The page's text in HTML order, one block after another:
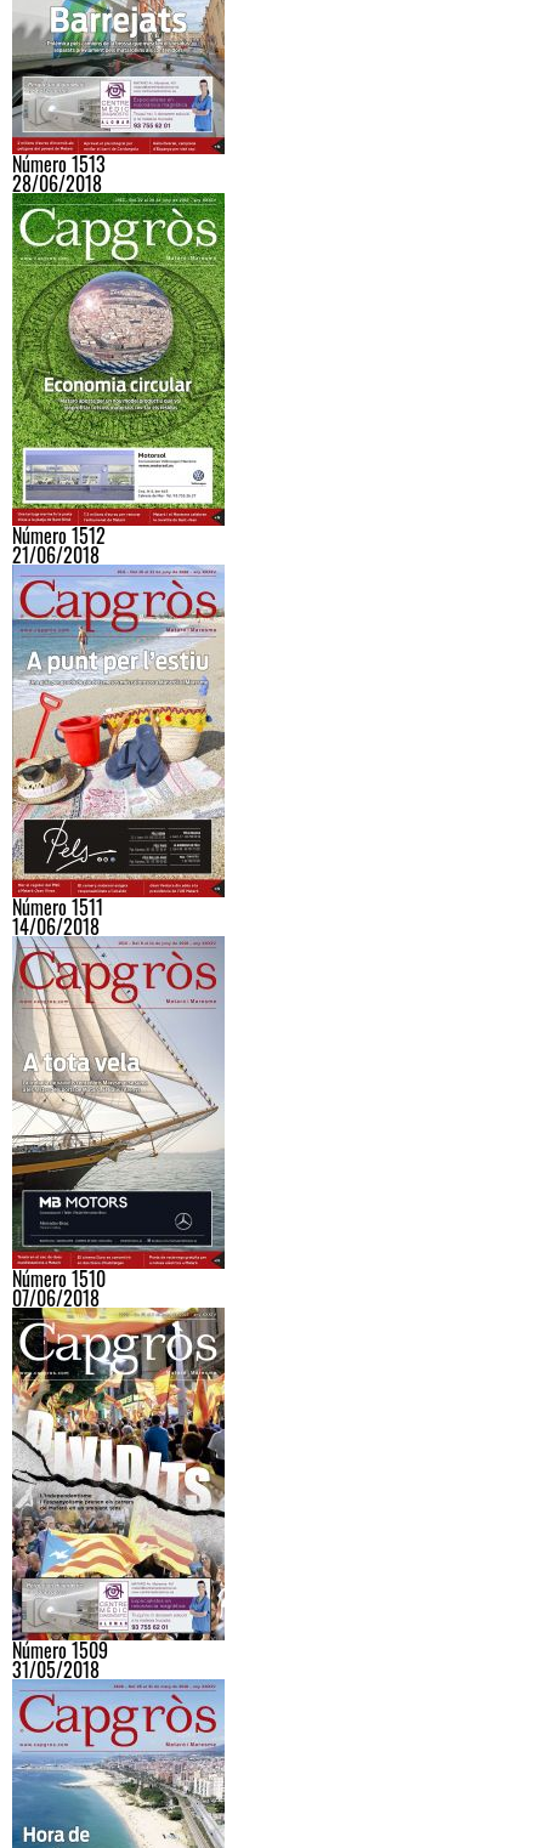
Número 1513
28/06/2018
Número 1512
21/06/2018
Número 1511
14/06/2018
Número 1510
07/06/2018
Número 1509
31/05/2018